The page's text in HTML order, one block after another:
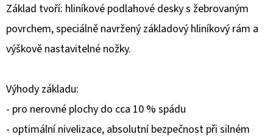
Základ tvoří: hliníkové podlahové desky s žebrovaným
povrchem, speciálně navržený základový hliníkový rám a
výškově nastavitelné nožky.
Výhody základu:
- pro nerovné plochy do cca 10 % spádu
- optimální nivelizace, absolutní bezpečnost při silném
HLEDAT
D
O
P
O